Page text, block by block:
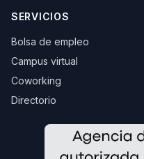
SERVICIOS
Bolsa de empleo
Campus virtual
Coworking
Directorio